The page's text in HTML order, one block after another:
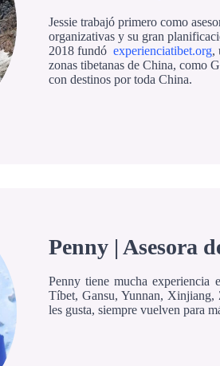
Jessie trabajó primero como
organizativas y su gran
2018 fundó experienciatibet.org,
zonas tibetanas de China, como
con destinos por toda China.
Penny | Asesora
Penny tiene mucha experiencia
Tíbet, Gansu, Yunnan, Xinjiang,
les gusta, siempre vuelven para